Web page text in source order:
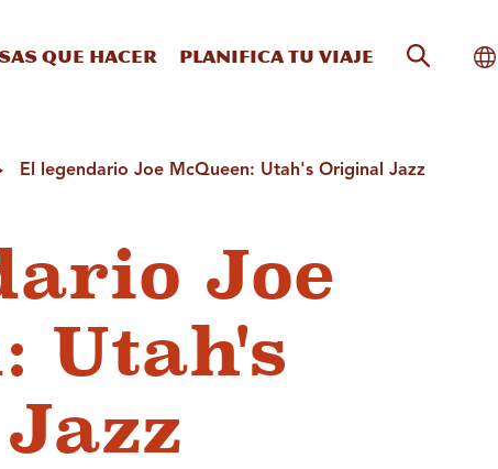
que hacer Planifica tu viaje
El legendario Joe McQueen: Utah's Original Jazz
Joe
Utah's